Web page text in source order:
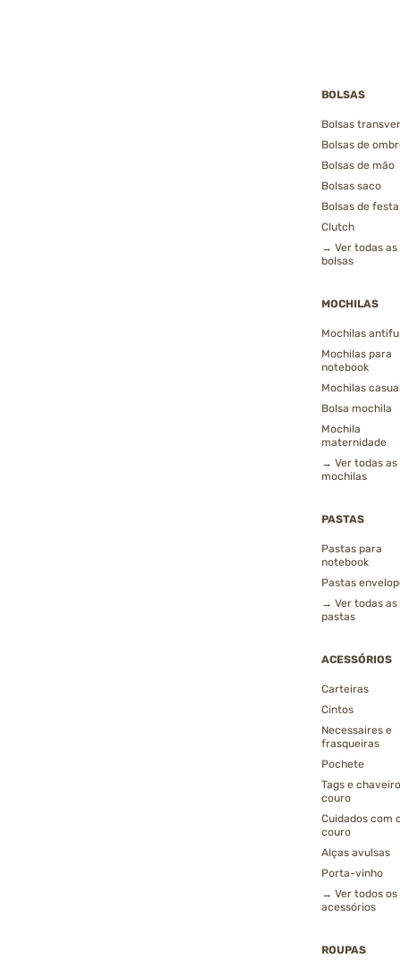
BOLSAS
Bolsas
Bolsas de
Bolsas de mão
Bolsas saco
Bolsas de festa
Clutch
→ Ver todas as
bolsas
MOCHILAS
Mochilas
Mochilas para
notebook
Mochilas
Bolsa mochila
Mochila
maternidade
→ Ver todas as
mochilas
PASTAS
Pastas para
notebook
Pastas
→ Ver todas as
pastas
ACESSÓRIOS
Carteiras
Cintos
Necessaires e
frasqueiras
Pochete
Tags e
couro
Cuidados com
couro
Alças avulsas
Porta-vinho
→ Ver todos os
acessórios
ROUPAS